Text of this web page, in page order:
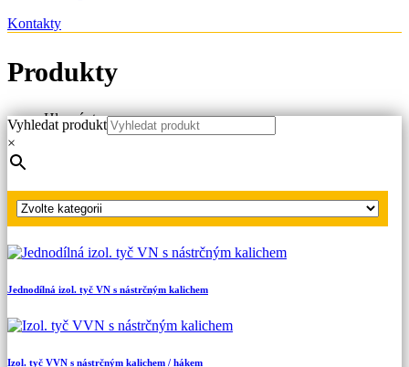
Kontakty
Produkty
Hlavní strana
Produkty
Vyhledat produkt
×
Jednodílná izol. tyč VN s nástrčným kalichem
Izol. tyč VVN s nástrčným kalichem / hákem